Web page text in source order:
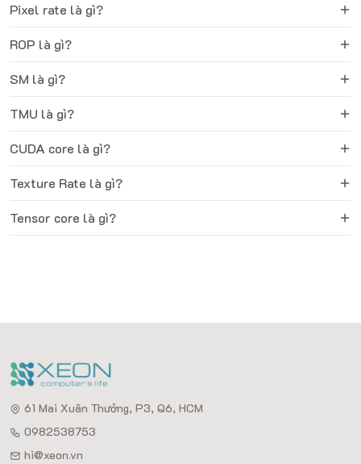
Pixel rate là gì?
ROP là gì?
SM là gì?
TMU là gì?
CUDA core là gì?
Texture Rate là gì?
Tensor core là gì?
61 Mai Xuân Thưởng, P3, Q6, HCM
0982538753
hi@xeon.vn